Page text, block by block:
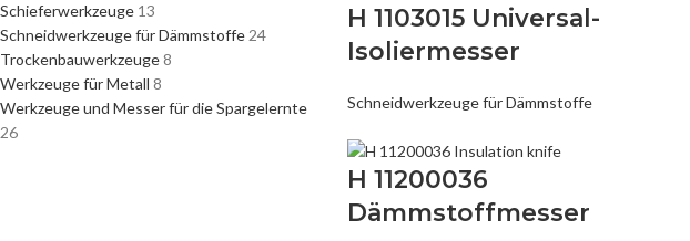
Schieferwerkzeuge 13
Schneidwerkzeuge für Dämmstoffe 24
Trockenbauwerkzeuge8
Werkzeuge für Metall 8
Werkzeuge und Messer für die Spargelernte
26
H 1103015 Universal-
Isoliermesser
Schneidwerkzeuge für Dämmstoffe
H 11200036
Dämmstoffmesser